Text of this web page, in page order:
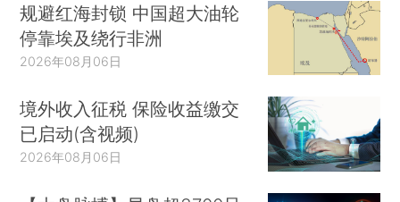
规避红海封锁 中国超大油轮
停靠埃及绕行非洲
2026年08月06日
境外收入征税 保险收益缴交
已启动(含视频)
2026年08月06日